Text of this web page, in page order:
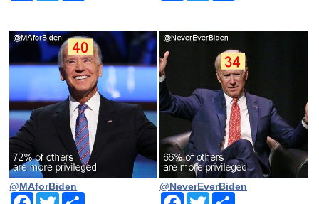
@MAforBiden
Facebook
Twitter
@NeverEverBiden
Facebook
TwitterShare